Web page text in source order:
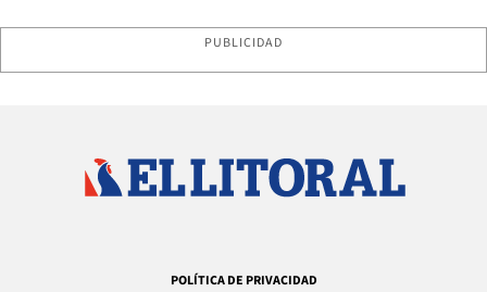
PUBLICIDAD
POLÍTICA DE PRIVACIDAD